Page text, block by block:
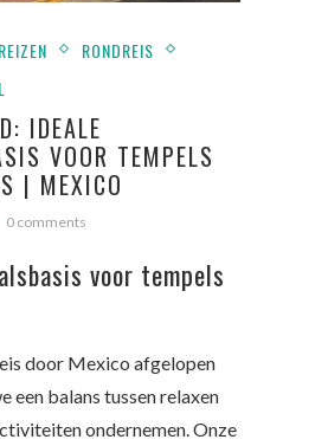
REIZEN
RONDREIS
IDEALE
VOOR TEMPELS
| MEXICO
0 comments
voor tempels
door Mexico afgelopen
een balans tussen relaxen
ondernemen. Onze